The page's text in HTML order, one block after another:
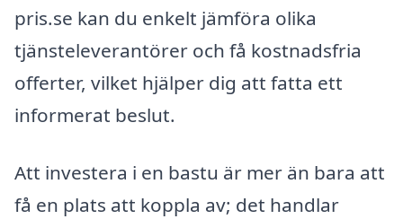
pris.se kan du enkelt jämföra olika
tjänsteleverantörer och få kostnadsfria
offerter, vilket hjälper dig att fatta ett
informerat beslut.
Att investera i en bastu är mer än bara att
få en plats att koppla av; det handlar